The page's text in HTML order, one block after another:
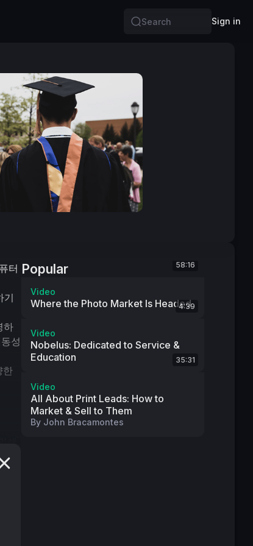
Search
Sign in
터
기
하
성
한
쇄
Popular 58:16
Video
Where the Photo Market Is Headed
4:39
Video
Nobelus: Dedicated to Service &
Education
35:31
Video
All About Print Leads: How to
Market & Sell to Them
By John Bracamontes